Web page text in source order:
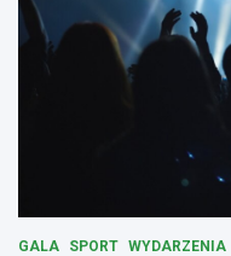
GALA SPORT WYDARZENIA